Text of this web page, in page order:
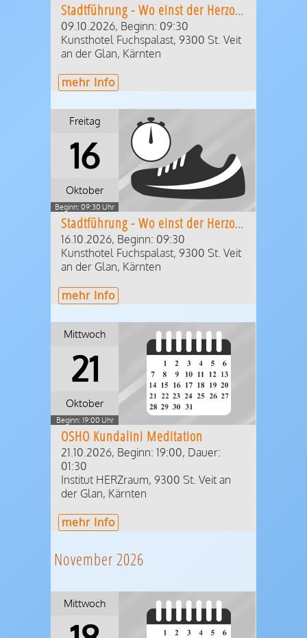
Stadtführung - Wo einst der Herzog residierte
09.10.2026, Beginn: 09:30
Kunsthotel Fuchspalast, 9300 St. Veit
an der Glan, Kärnten
mehr Info
Freitag
16
Oktober
Beginn: 09:30 Uhr
Stadtführung - Wo einst der Herzog residierte
16.10.2026, Beginn: 09:30
Kunsthotel Fuchspalast, 9300 St. Veit
an der Glan, Kärnten
mehr Info
Mittwoch
21
Oktober
Beginn: 19:00 Uhr
OSHO Kundalini Meditation
21.10.2026, Beginn: 19:00, Dauer:
01:30
Institut HERZraum, 9300 St. Veit an
der Glan, Kärnten
mehr Info
November 2026
Mittwoch